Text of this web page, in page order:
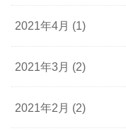
2021年4月 (1)
2021年3月 (2)
2021年2月 (2)